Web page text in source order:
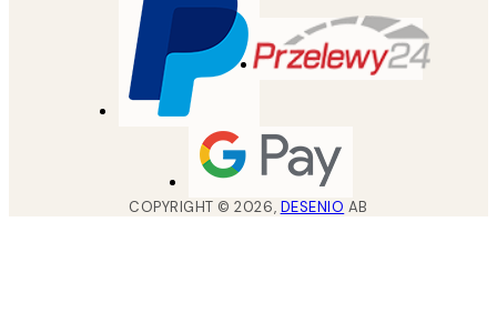
COPYRIGHT ©2026, DESENIO AB